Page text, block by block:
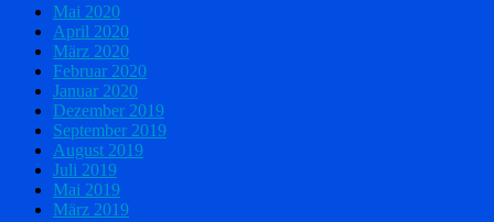
Mai 2020
April 2020
März 2020
Februar 2020
Januar 2020
Dezember 2019
September 2019
August 2019
Juli 2019
Mai 2019
März 2019